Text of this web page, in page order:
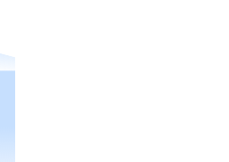
cadeaux de vos marques
cartes-cadeaux